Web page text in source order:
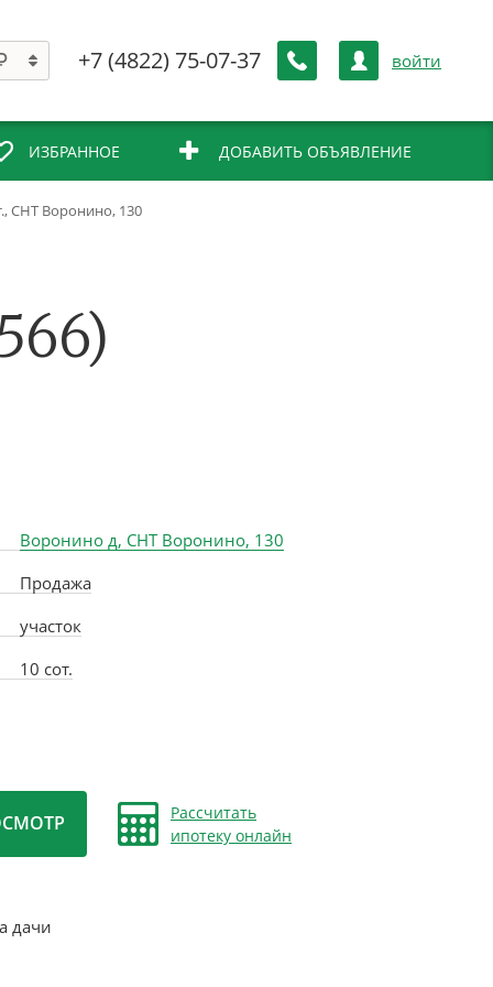
+7 (4822) 75-07-37 войти
ИЗБРАННОЕ ДОБАВИТЬ ОБЪЯВЛЕНИЕ
СНТ Воронино, 130
Воронино д, СНТ Воронино, 130
Продажа
участок
10 сот.
Рассчитать
ипотеку онлайн
дачи